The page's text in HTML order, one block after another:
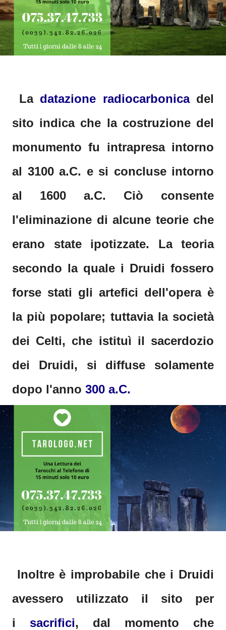
La datazione radiocarbonicadel
sito indica che la costruzione del
monumento fu intrapresa intorno
al 3100 a.C. e si concluse intorno
al 1600 a.C. Ciò consente
l'eliminazione di alcune teorie che
erano state ipotizzate. La teoria
secondo la quale i Druidi fossero
forse stati gli artefici dell'opera è
la più popolare; tuttavia la società
dei Celti, che istituì il sacerdozio
dei Druidi, si diffuse solamente
dopo l'anno 300 a.C.
Inoltre è improbabile che i Druidi
avessero utilizzato il sito per
i sacrifici, dal momento che